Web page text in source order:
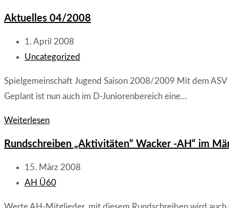
Weidenthal
-
TuS
0:3
(0:0)
Aktuelles 04/2008
Beitrag
veröffentlicht:
1. April 2008
Beitrags-
Uncategorized
Spielgemeinschaft Jugend Saison 2008/2009 Mit dem
Geplant ist nun auch im D-Juniorenbereich eine…
WeiterlesenAktuelles
Rundschreiben „Aktivitäten“ Wacker -AH“ im
Beitrag
veröffentlicht:
15. März 2008
Beitrags-
AH Ü60